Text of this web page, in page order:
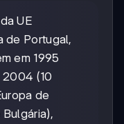
UE
de Portugal,
em 1995
2004 (10
de